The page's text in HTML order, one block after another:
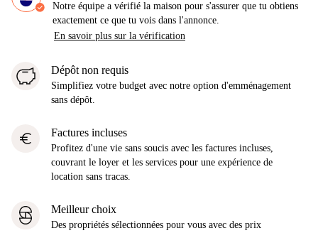
Notre équipe a vérifié la maison pour s'assurer que tu obtiens
exactement ce que tu vois dans l'annonce.
En savoir plus sur la vérification
Dépôt non requis
Simplifiez votre budget avec notre option d'emménagement
sans dépôt.
euro Factures incluses
Profitez d'une vie sans soucis avec les factures incluses,
couvrant le loyer et les services pour une expérience de
location sans tracas.
Meilleur choix
Des propriétés sélectionnées pour vous avec des prix